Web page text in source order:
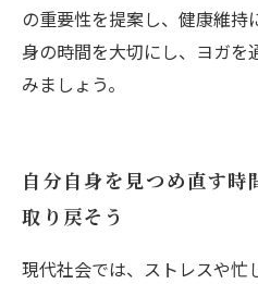
の重要性を提案し、健康維持
身の時間を大切にし、ヨガを
みましょう。
自分自身を見つめ直す
取り戻そう
現代社会では、ストレスや忙